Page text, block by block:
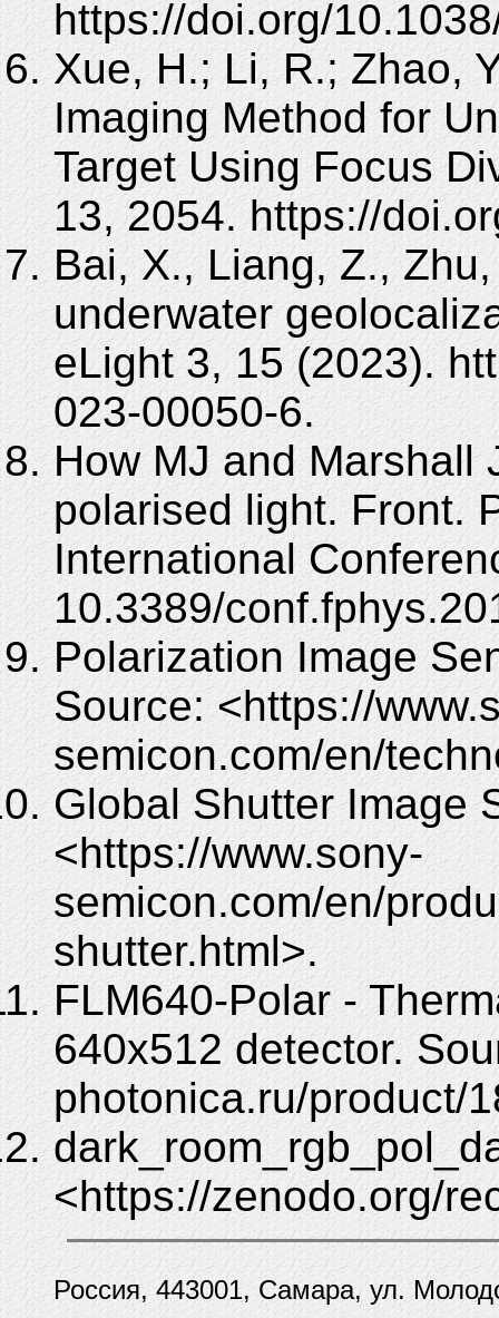
https://doi.org/
Xue, H.; Li, R.; Zhao,
Imaging Method for
Target Using Focus
13, 2054. https://
Bai, X., Liang, Z.,
underwater
eLight 3, 15 (2023).
023-00050-6.
How MJ and Marshall
polarised light. Front.
International
10.3389/
Polarization Image
Source: <https://
semicon.com/en/
Global Shutter Image
<https://www.sony-
semicon.com/en/
shutter.html>.
FLM640-Polar -
640x512 detector.
photonica.ru/product/
<https://zenodo.org/
Россия, 443001, Самара, ул.